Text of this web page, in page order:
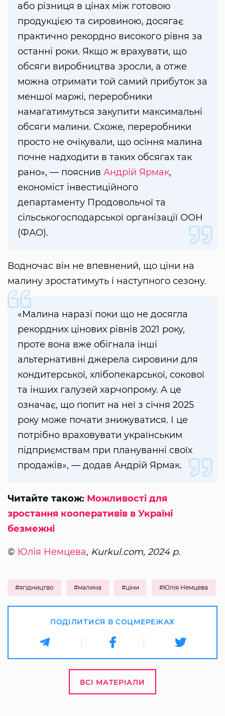
або різниця в цінах між готовою
продукцією та сировиною, досягає
практично рекордно високого рівня за
останні роки. Якщо ж врахувати, що
обсяги виробництва зросли, а отже
можна отримати той самий прибуток за
меншої маржі, переробники
намагатимуться закупити максимальні
обсяги малини. Схоже, переробники
просто не очікували, що осіння малина
почне надходити в таких обсягах так
рано», — пояснив Андрій Ярмак,
економіст інвестиційного
департаменту Продовольчої та
сільськогосподарської організації ООН
(ФАО).
Водночас він не впевнений, що ціни на
малину зростатимуть і наступного сезону.
«Малина наразі поки що не досягла
рекордних цінових рівнів 2021 року,
проте вона вже обігнала інші
альтернативні джерела сировини для
кондитерської, хлібопекарської, сокової
та інших галузей харчопрому. А це
означає, що попит на неї з січня 2025
року може почати знижуватися. І це
потрібно враховувати українським
підприємствам при плануванні своїх
продажів», — додав Андрій Ярмак.
Читайте також: Можливості для
зростання кооперативів в Україні
безмежні
© Юлія Немцева, Kurkul.com, 2024 р.
#ягідництво #малина #ціни #Юлія Немцева
ПОДІЛИТИСЯ В СОЦМЕРЕЖАХ
ВСІ МАТЕРІАЛИ